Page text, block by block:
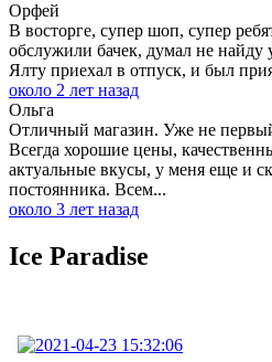
Орфей
В восторге, супер шоп, супер
обслужили бачек, думал не найду
Ялту приехал в отпуск, и был
около 2 лет назад
Ольга
Отличный магазин. Уже не
Всегда хорошие цены,
актуальные вкусы, у меня еще и
постоянника. Всем...
около 3 лет назад
Ice Paradise